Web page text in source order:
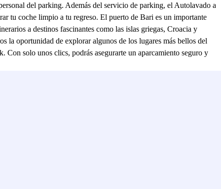
del parking. Además del servicio de parking, el Autolavado a
tu coche limpio a tu regreso. El puerto de Bari es un importante
a destinos fascinantes como las islas griegas, Croacia y
oportunidad de explorar algunos de los lugares más bellos del
solo unos clics, podrás asegurarte un aparcamiento seguro y